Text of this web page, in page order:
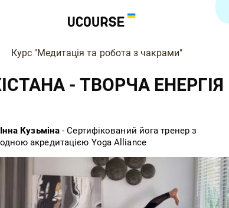
Курс "Медитація та робота з чакрами"
- ТВОРЧА ЕНЕРГІЯ
Інна Кузьміна - Сертифікований йога тренер з
акредитацією Yoga Alliance